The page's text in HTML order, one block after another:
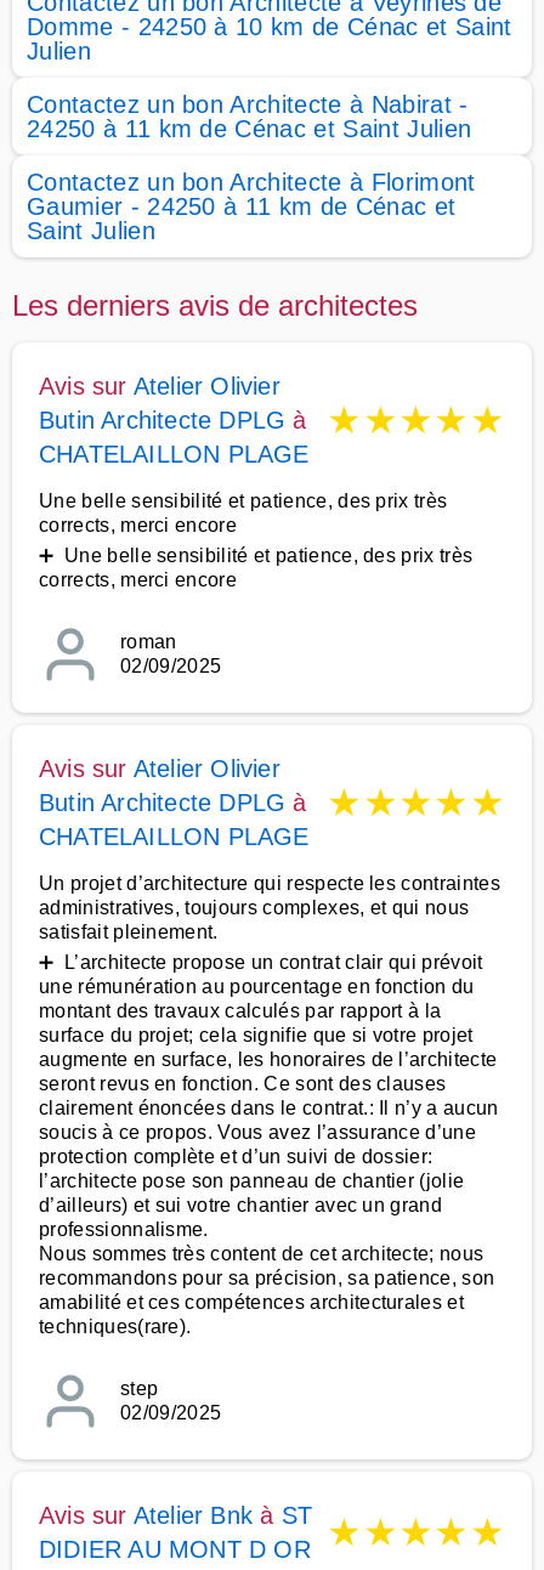
Domme - 24250 à 10 km de Cénac et Saint
Julien
Contactez un bon Architecte à Nabirat -
24250 à 11 km de Cénac et Saint Julien
Contactez un bon Architecte à Florimont
Gaumier - 24250 à 11 km de Cénac et
Saint Julien
Les derniers avis de architectes
Avis sur Atelier Olivier
Butin Architecte DPLG à
CHATELAILLON PLAGE
★★★★★
Une belle sensibilité et patience, des prix très
corrects, merci encore
➕ Une belle sensibilité et patience, des prix très
corrects, merci encore
roman
02/09/2025
Avis sur Atelier Olivier
Butin Architecte DPLG à
CHATELAILLON PLAGE
★★★★★
Un projet d’architecture qui respecte les contraintes
administratives, toujours complexes, et qui nous
satisfait pleinement.
➕ L’architecte propose un contrat clair qui prévoit
une rémunération au pourcentage en fonction du
montant des travaux calculés par rapport à la
surface du projet; cela signifie que si votre projet
augmente en surface, les honoraires de l’architecte
seront revus en fonction. Ce sont des clauses
clairement énoncées dans le contrat.: Il n’y a aucun
soucis à ce propos. Vous avez l’assurance d’une
protection complète et d’un suivi de dossier:
l’architecte pose son panneau de chantier (jolie
d’ailleurs) et sui votre chantier avec un grand
professionnalisme.
Nous sommes très content de cet architecte; nous
recommandons pour sa précision, sa patience, son
amabilité et ces compétences architecturales et
techniques(rare).
step
02/09/2025
Avis sur Atelier Bnk à ST
DIDIER AU MONT D OR
★★★★★